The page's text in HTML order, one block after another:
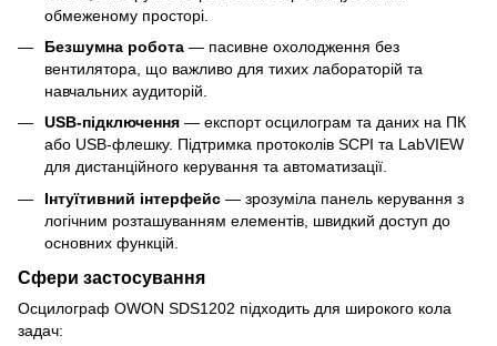
обмеженому просторі.
Безшумна робота — пасивне охолодження без
вентилятора, що важливо для тихих лабораторій та
навчальних аудиторій.
USB-підключення — експорт осцилограм та даних на ПК
або USB-флешку. Підтримка протоколів SCPI та LabVIEW
для дистанційного керування та автоматизації.
Інтуїтивний інтерфейс — зрозуміла панель керування з
логічним розташуванням елементів, швидкий доступ до
основних функцій.
Сфери застосування
Осцилограф OWON SDS1202 підходить для широкого кола
задач: